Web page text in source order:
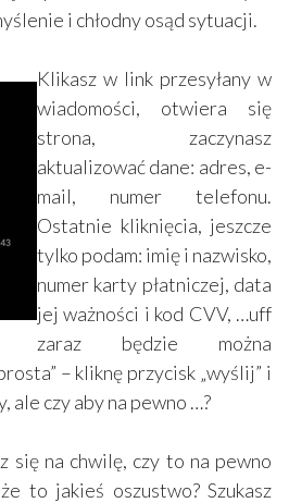
i chłodny osąd sytuacji.
Klikasz w link przesyłany w
wiadomości, otwiera się
strona, zaczynasz
aktualizować dane: adres, e-
mail, numer telefonu.
Ostatnie kliknięcia, jeszcze
tylko podam: imię i nazwisko,
numer karty płatniczej, data
jej ważności i kod CVV, …uff
zaraz będzie można
– kliknę przycisk „wyślij” i
ale czy aby na pewno …?
się na chwilę, czy to na pewno
to jakieś oszustwo? Szukasz